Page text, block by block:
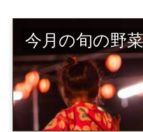
今月の旬の野